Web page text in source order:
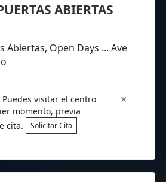
ABIERTAS
Abiertas, Open Days ... Ave
×
Puedes visitar el centro
momento, previa
cita.
Solicitar Cita